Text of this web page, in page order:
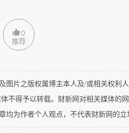
0
推荐
片之版权属博主本人及/或相关权利
不得予以转载。财新网对相关媒体的
为作者个人观点，不代表财新网的立